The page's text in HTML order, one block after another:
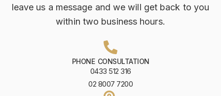
leave us a message and we will get back to you
within two business hours.
PHONE CONSULTATION
0433 512 316
02 8007 7200